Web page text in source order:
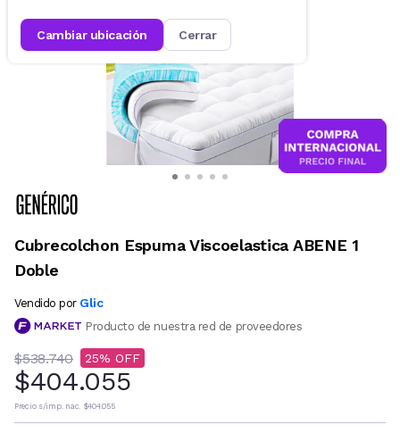
cambiar ubicación cerrar
Cubrecolchon Espuma Viscoelastica ABENE 1
Doble
Vendido por Glic
Producto de nuestra red de proveedores
$538.740 25
$404.055
Precio s/imp. nac. $404.055